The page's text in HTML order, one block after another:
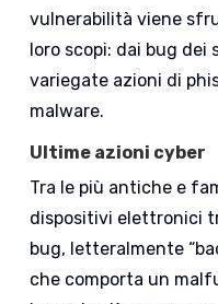
vulnerabilità viene
loro scopi: dai bug dei
variegate azioni di
malware.
Ultime azioni cyber
Tra le più antiche e
dispositivi elettronici
bug, letteralmente
che comporta un